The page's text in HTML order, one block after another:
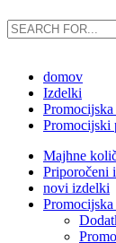
domov
Izdelki
Promocijski
Majhne
Priporočeni
novi izdelki